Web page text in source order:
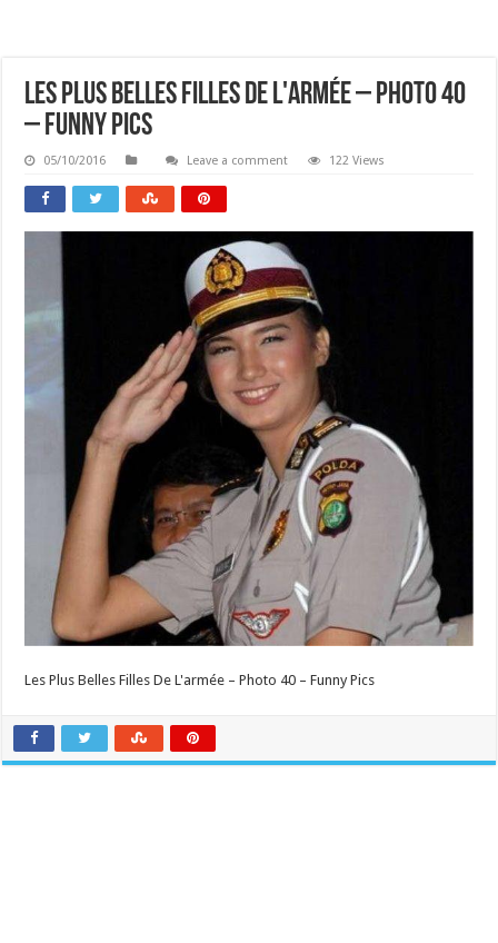
Les Plus Belles Filles De L'armée – Photo 40
– Funny Pics
05/10/2016 Leave a comment 122 Views
Les Plus Belles Filles De L'armée – Photo 40 – Funny Pics